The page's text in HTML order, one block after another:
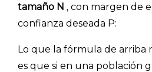
tamaño N , con margen de
confianza deseada P:
Lo que la fórmula de arriba
es que si en una población